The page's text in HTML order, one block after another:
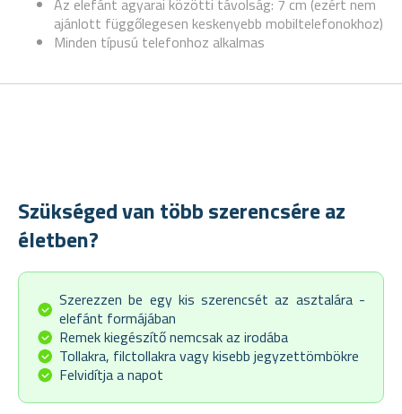
Az elefánt agyarai közötti távolság: 7 cm (ezért nem
ajánlott függőlegesen keskenyebb mobiltelefonokhoz)
Minden típusú telefonhoz alkalmas
Szükséged van több szerencsére az
életben?
Szerezzen be egy kis szerencsét az asztalára -
elefánt formájában
Remek kiegészítő nemcsak az irodába
Tollakra, filctollakra vagy kisebb jegyzettömbökre
Felvidítja a napot